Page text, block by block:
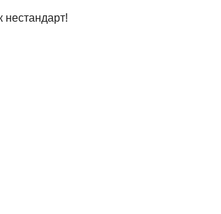
нестандарт!